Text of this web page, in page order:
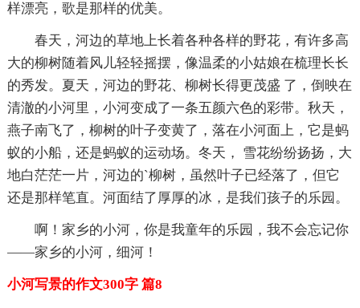
样漂亮，歌是那样的优美。
春天，河边的草地上长着各种各样的野花，有许多高
大的柳树随着风儿轻轻摇摆，像温柔的小姑娘在梳理长长
的秀发。夏天，河边的野花、柳树长得更茂盛 了，倒映在
清澈的小河里，小河变成了一条五颜六色的彩带。秋天，
燕子南飞了，柳树的叶子变黄了，落在小河面上，它是蚂
蚁的小船，还是蚂蚁的运动场。冬天， 雪花纷纷扬扬，大
地白茫茫一片，河边的`柳树，虽然叶子已经落了，但它
还是那样笔直。河面结了厚厚的冰，是我们孩子的乐园。
啊！家乡的小河，你是我童年的乐园，我不会忘记你
——家乡的小河，细河！
小河写景的作文300字 篇8